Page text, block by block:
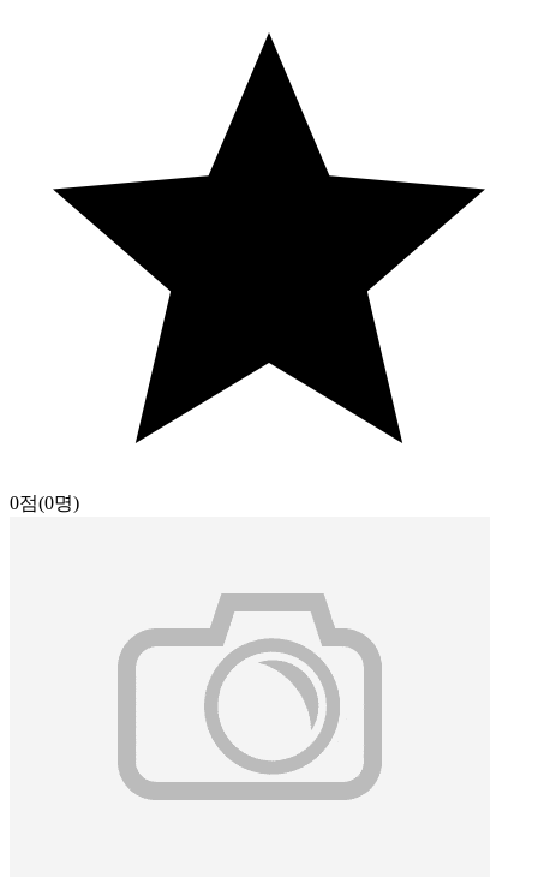
0점(0명)